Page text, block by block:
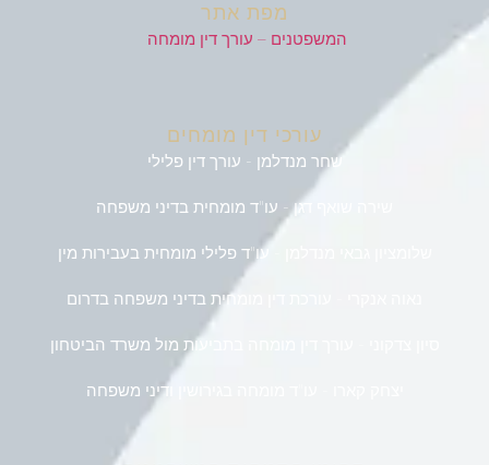
מפת אתר
המשפטנים – עורך דין מומחה
עורכי דין מומחים
שחר מנדלמן - עורך דין פלילי
שירה שואף דגן - עו"ד מומחית בדיני משפחה
שלומציון גבאי מנדלמן - עו"ד פלילי מומחית בעבירות מין
נאוה אנקרי - עורכת דין מומחית בדיני משפחה בדרום
סיון צדקוני - עורך דין מומחה בתביעות מול משרד הביטחון
יצחק קארו - עו"ד מומחה בגירושין ודיני משפחה